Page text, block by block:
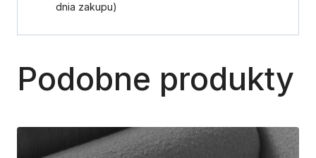
dnia zakupu)
Podobne produkty